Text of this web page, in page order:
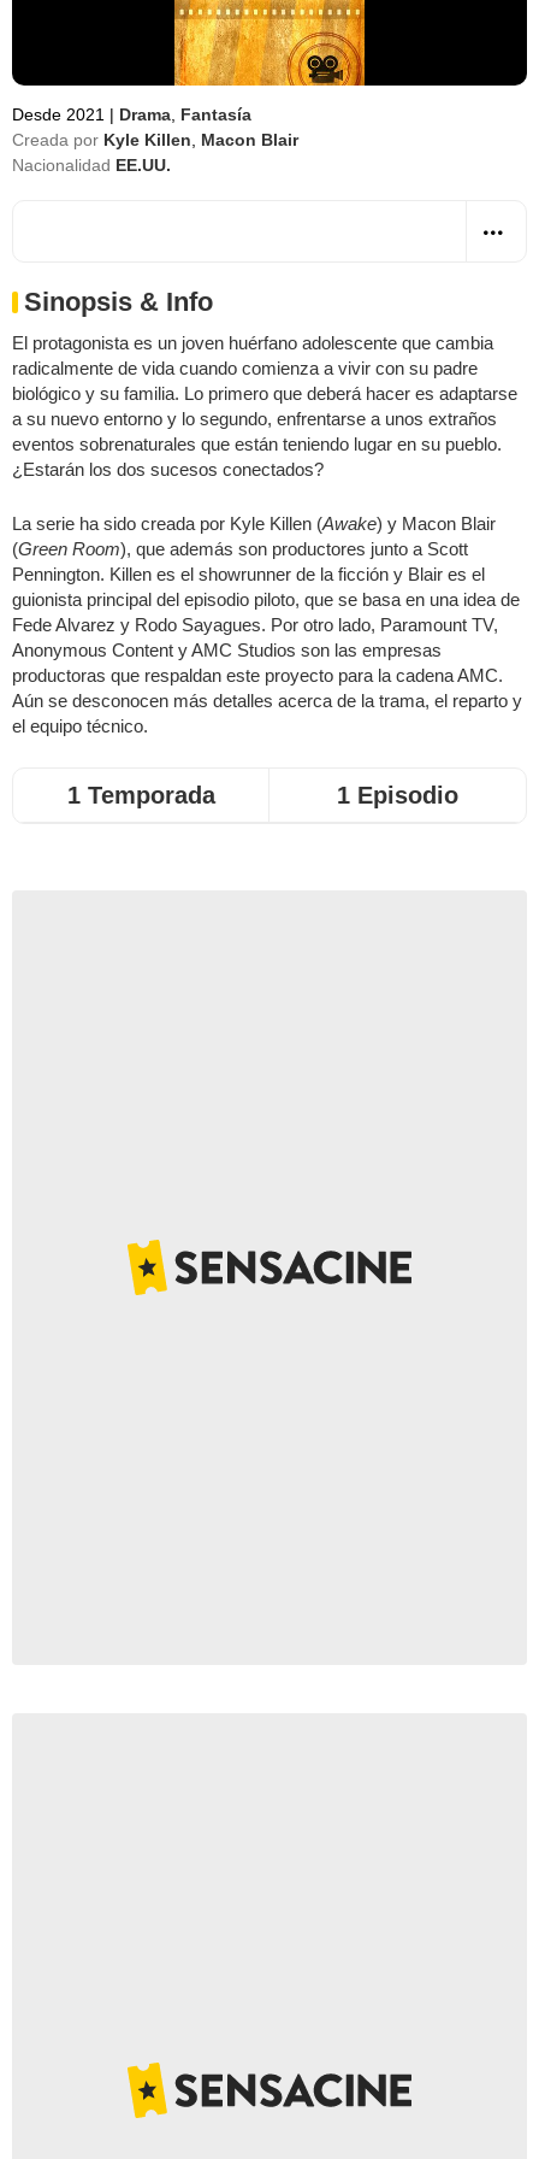
Desde 2021 | Drama Fantasía
Creada por Kyle Killen
Macon Blair
Nacionalidad EE.UU.
Sinopsis & Info
El protagonista es un joven huérfano adolescente que cambia
radicalmente de vida cuando comienza a vivir con su padre
biológico y su familia. Lo primero que deberá hacer es adaptarse
a su nuevo entorno y lo segundo, enfrentarse a unos extraños
eventos sobrenaturales que están teniendo lugar en su pueblo.
¿Estarán los dos sucesos conectados?
La serie ha sido creada por Kyle Killen (Awake) y Macon Blair
(Green Room), que además son productores junto a Scott
Pennington. Killen es el showrunner de la ficción y Blair es el
guionista principal del episodio piloto, que se basa en una idea de
Fede Alvarez y Rodo Sayagues. Por otro lado, Paramount TV,
Anonymous Content y AMC Studios son las empresas
productoras que respaldan este proyecto para la cadena AMC.
Aún se desconocen más detalles acerca de la trama, el reparto y
el equipo técnico.
1 Temporada 1 Episodio